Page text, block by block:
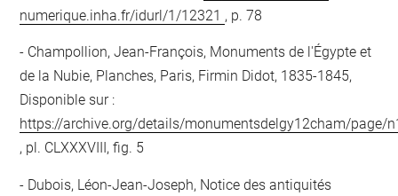
numerique.inha.fr/idurl/1/12321 , p. 78
Champollion, Jean-François, Monuments de l'Égypte et
de la Nubie, Planches, Paris, Firmin Didot, 1835-1845,
Disponible sur :
https://archive.org/details/monumentsdelgy12cham/page/
, pl. CLXXXVIII, fig. 5
Dubois, Léon-Jean-Joseph, Notice des antiquités